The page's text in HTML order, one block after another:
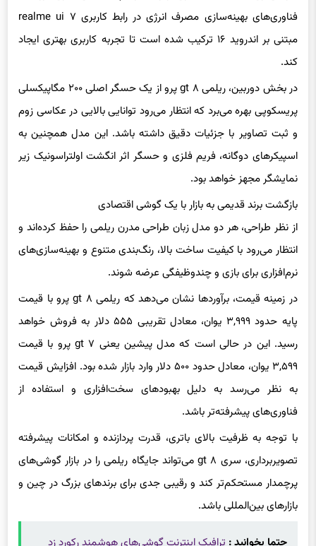
فناوری‌های بهینه‌سازی مصرف انرژی در رابط کاربری realme ui ۷
مبتنی بر اندروید ۱۶ ترکیب شده است تا تجربه کاربری بهتری ایجاد
کند.
در بخش دوربین، ریلمی gt ۸ پرو از یک حسگر اصلی ۲۰۰ مگاپیکسلی
پریسکوپی بهره می‌برد که انتظار می‌رود توانایی بالایی در عکاسی زوم
و ثبت تصاویر با جزئیات دقیق داشته باشد. این مدل همچنین به
اسپیکرهای دوگانه، فریم فلزی و حسگر اثر انگشت اولتراسونیک زیر
نمایشگر مجهز خواهد بود.
بازگشت برند قدیمی به بازار با یک گوشی اقتصادی
از نظر طراحی، هر دو مدل زبان طراحی مدرن ریلمی را حفظ کرده‌اند و
انتظار می‌رود با کیفیت ساخت بالا، رنگ‌بندی متنوع و بهینه‌سازی‌های
نرم‌افزاری برای بازی و چندوظیفگی عرضه شوند.
در زمینه قیمت، برآوردها نشان می‌دهد که ریلمی gt ۸ پرو با قیمت
پایه حدود ۳,۹۹۹ یوان، معادل تقریبی ۵۵۵ دلار به فروش خواهد
رسید. این در حالی است که مدل پیشین یعنی gt ۷ پرو با قیمت
۳,۵۹۹ یوان، معادل حدود ۵۰۰ دلار وارد بازار شده بود. افزایش قیمت
به نظر می‌رسد به دلیل بهبودهای سخت‌افزاری و استفاده از
فناوری‌های پیشرفته‌تر باشد.
با توجه به ظرفیت بالای باتری، قدرت پردازنده و امکانات پیشرفته
تصویربرداری، سری gt ۸ می‌تواند جایگاه ریلمی را در بازار گوشی‌های
پرچمدار مستحکم‌تر کند و رقیبی جدی برای برندهای بزرگ در چین و
بازارهای بین‌المللی باشد.
حتما بخوانید : ترافیک اینترنت گوشی‌های هوشمند رکورد زد